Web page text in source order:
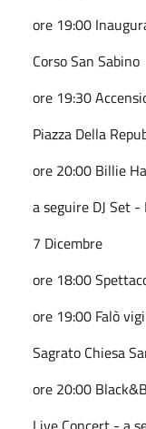
ore 19:00
Corso San Sabino
ore 19:30
Piazza Della
ore 20:00 Billie
a seguire DJ Set -
7 Dicembre
ore 18:00
ore 19:00 Falò
Sagrato Chiesa
ore 20:00